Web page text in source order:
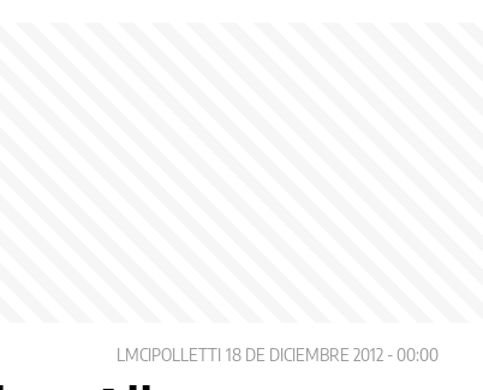
LMCIPOLLETTI 18 DE DICIEMBRE 2012 - 00:00